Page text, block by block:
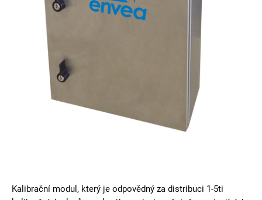
Kalibrační modul, který je odpovědný za distribuci 1-5ti